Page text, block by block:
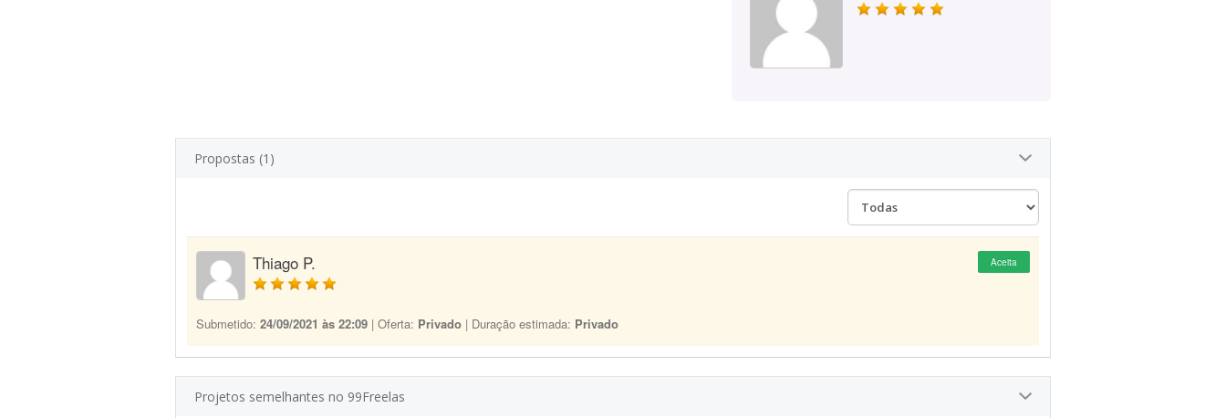
Propostas (1)
Thiago P. Aceita
Submetido: 24/09/2021 às 22:09 | Oferta: Privado | Duração estimada: Privado
Projetos semelhantes no 99Freelas